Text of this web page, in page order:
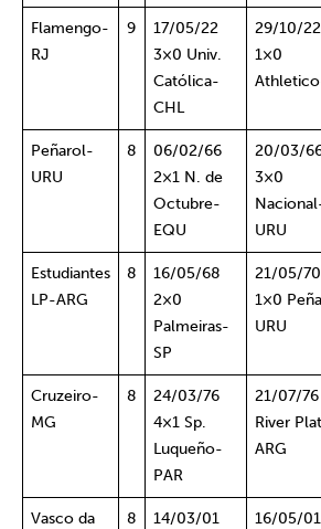
Flamengo-
RJ
9
17/05/22
3×0 Univ.
Católica-
CHL
29/10/22
1×0
Peñarol-
URU
8
06/02/66
2×1 N. de
Octubre-
EQU
20/03/
3×0
URU
Estudiantes
LP-ARG
8
16/05/68
2×0
Palmeiras-
SP
21/05/70
1×0
URU
Cruzeiro-
MG
8
24/03/76
4×1 Sp.
Luqueño-
PAR
21/07/
River
ARG
Vasco da
8
14/03/01
16/05/01